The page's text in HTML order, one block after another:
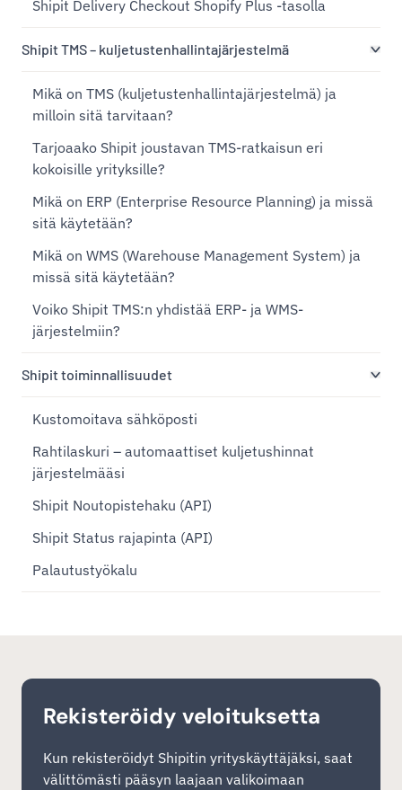
Shipit Delivery Checkout Shopify Plus -tasolla
Shipit TMS – kuljetustenhallintajärjestelmä
Mikä on TMS (kuljetustenhallintajärjestelmä) ja
milloin sitä tarvitaan?
Tarjoaako Shipit joustavan TMS-ratkaisun eri
kokoisille yrityksille?
Mikä on ERP (Enterprise Resource Planning) ja missä
sitä käytetään?
Mikä on WMS (Warehouse Management System) ja
missä sitä käytetään?
Voiko Shipit TMS:n yhdistää ERP- ja WMS-
järjestelmiin?
Shipit toiminnallisuudet
Kustomoitava sähköposti
Rahtilaskuri – automaattiset kuljetushinnat
järjestelmääsi
Shipit Noutopistehaku (API)
Shipit Status rajapinta (API)
Palautustyökalu
Rekisteröidy veloituksetta
Kun rekisteröidyt Shipitin yrityskäyttäjäksi, saat
välittömästi pääsyn laajaan valikoimaan